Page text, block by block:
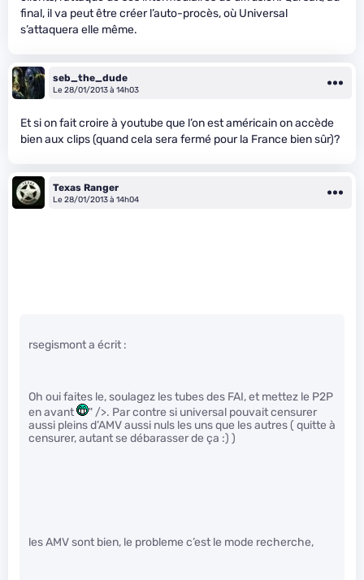
final, il va peut être créer l’auto-procès, où Universal
s’attaquera elle même.
seb_the_dude
Le 28/01/2013 à 14h03
Et si on fait croire à youtube que l’on est américain on accède
bien aux clips (quand cela sera fermé pour la France bien sûr)?
Texas Ranger
Le 28/01/2013 à 14h04
rsegismont a écrit :
Oh oui faites le, soulagez les tubes des FAI, et mettez le P2P
en avant
" />. Par contre si universal pouvait censurer
aussi pleins d’AMV aussi nuls les uns que les autres ( quitte à
censurer, autant se débarasser de ça :) )
les AMV sont bien, le probleme c’est le mode recherche,